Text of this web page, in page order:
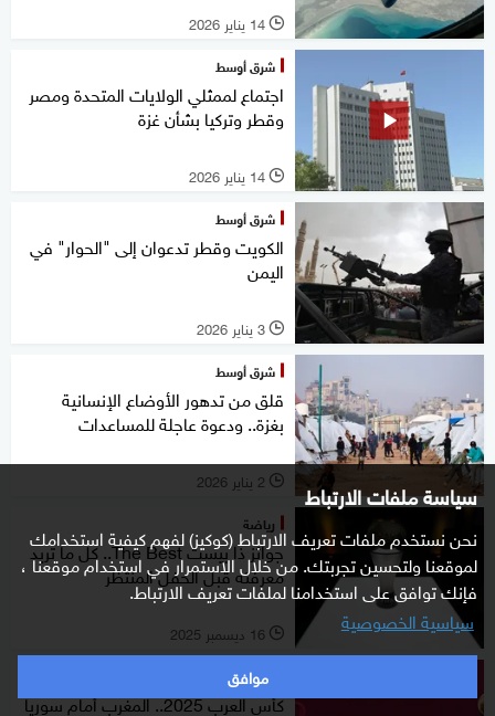
سياسة ملفات الارتباط
نحن نستخدم ملفات تعريف الارتباط (كوكيز) لفهم كيفية استخدامك
لموقعنا ولتحسين تجربتك. من خلال الاستمرار في استخدام موقعنا ،
فإنك توافق على استخدامنا لملفات تعريف الارتباط.
سياسية الخصوصية
موافق
l 14 يناير 2026
شرق أوسط
اجتماع لممثلي الولايات المتحدة ومصر
وقطر وتركيا بشأن غزة
l 14 يناير 2026
شرق أوسط
الكويت وقطر تدعوان إلى "الحوار" في
اليمن
l 3 يناير 2026
شرق أوسط
قلق من تدهور الأوضاع الإنسانية
بغزة.. ودعوة عاجلة للمساعدات
l 2 يناير 2026
رياضة
جوائز ذا بيست The Best.. كل ما تريد
معرفته قبل الحفل المنتظر
l 16 ديسمبر 2025
رياضة
كأس العرب 2025.. المغرب أمام سوريا